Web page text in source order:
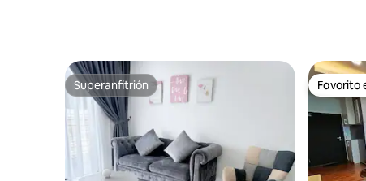
Superanfitrión
Superanfitrión Favorito
Favorito